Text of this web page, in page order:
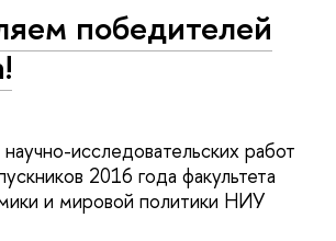
победителей
исследовательских работ
2016 года факультета
и мировой политики НИУ